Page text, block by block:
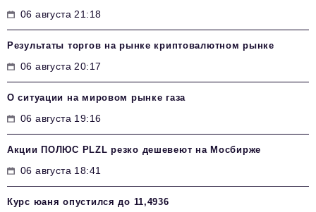
06 августа 21:18
Результаты торгов на рынке криптовалютном рынке
06 августа 20:17
О ситуации на мировом рынке газа
06 августа 19:16
Акции ПОЛЮС PLZL резко дешевеют на Мосбирже
06 августа 18:41
Курс юаня опустился до 11,4936